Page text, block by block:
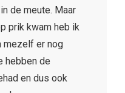
de meute. Maar
prik kwam heb ik
mezelf er nog
hebben de
en dus ook